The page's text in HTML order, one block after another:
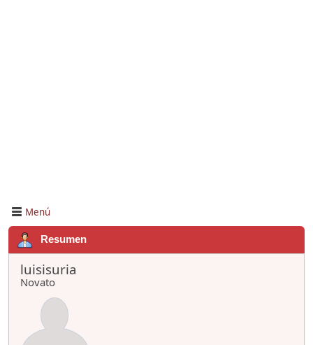
Menú
Resumen
luisisuria
Novato